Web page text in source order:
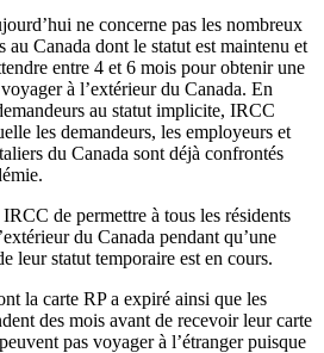
ne concerne pas les nombreux
au Canada dont le statut est maintenu et
entre 4 et 6 mois pour obtenir une
à l’extérieur du Canada. En
au statut implicite, IRCC
les demandeurs, les employeurs et
du Canada sont déjà confrontés
de permettre à tous les résidents
du Canada pendant qu’une
leur statut temporaire est en cours.
la carte RP a expiré ainsi que les
des mois avant de recevoir leur carte
pas voyager à l’étranger puisque